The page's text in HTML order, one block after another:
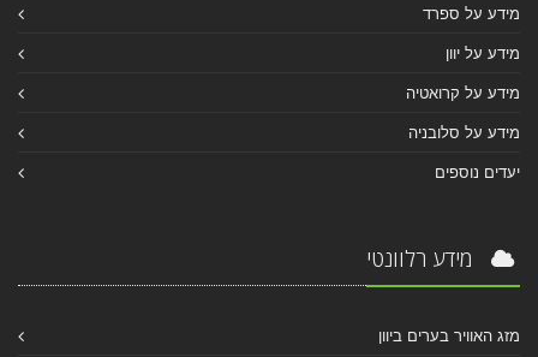
מידע על ספרד
מידע על יוון
מידע על קרואטיה
מידע על סלובניה
יעדים נוספים
מידע רלוונטי
מזג האוויר בערים ביוון